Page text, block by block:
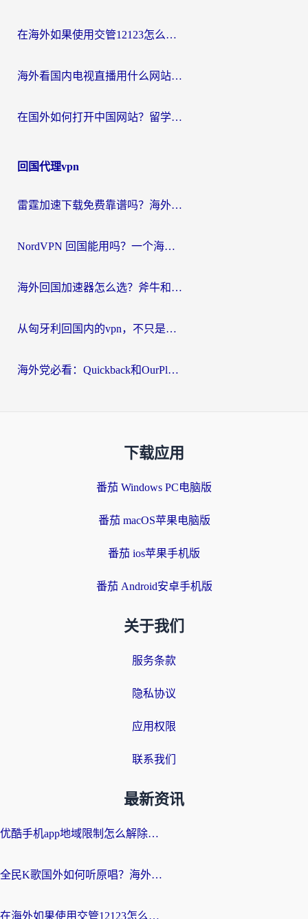
在海外如果使用交管12123怎么处理？留学生亲测有效的回国加速方案
海外看国内电视直播用什么网站比较好？一篇解决你所有追剧难题的实用指南
在国外如何打开中国网站？留学生与海外华人的无缝访问指南
回国代理vpn
雷霆加速下载免费靠谱吗？海外党选回国加速器的避坑指南（附热门工具对比）
NordVPN 回国能用吗？一个海外用户必须面对的真实困境
海外回国加速器怎么选？斧牛和海龟哪个好？一篇帮你避开坑的实用指南
从匈牙利回国内的vpn，不只是为了刷剧那么简单
海外党必看：Quickback和OurPlay好用吗？3分钟选对回国加速器，无缝刷剧玩游戏
下载应用
番茄 Windows PC电脑版
番茄 macOS苹果电脑版
番茄 ios苹果手机版
番茄 Android安卓手机版
关于我们
服务条款
隐私协议
应用权限
联系我们
最新资讯
优酷手机app地域限制怎么解除？海外党亲测有效的追剧方案
全民K歌国外如何听原唱？海外党亲测有效的回国加速器选择指南
在海外如果使用交管12123怎么处理？留学生亲测有效的回国加速方案